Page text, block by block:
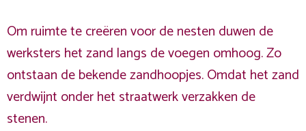
Om ruimte te creëren voor de nesten duwen de
werksters het zand langs de voegen omhoog. Zo
ontstaan de bekende zandhoopjes. Omdat het zand
verdwijnt onder het straatwerk verzakken de
stenen.